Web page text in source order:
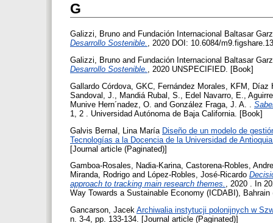
G
Galizzi, Bruno and Fundación Internacional Baltasar
Desarrollo Sostenible. , 2020 DOI: 10.6084/
Galizzi, Bruno and Fundación Internacional Baltasar
Desarrollo Sostenible. , 2020 UNSPECIFIED. [Book]
Gallardo Córdova, GKC
Fernández Morales, KFM
Díaz
Sandoval, J.
Mandiá Rubal, S. Edel Navarro, E.
Munive Hern´nadez, O. and González Fraga, J. A.
1, 2 . Universidad Autónoma de Baja California. [Book]
Galvis Bernal, Lina María Diseño de un modelo de
Tecnologías a la Docencia de la Universidad de
[Journal article (Paginated)]
Gamboa-Rosales, Nadia-Karina, Castorena-Robles,
Miranda, Rodrigo and López-Robles, José-Ricardo
approach to tracking main research themes. , 2020 . In
Way Towards a Sustainable Economy (ICDABI),
Gancarson, Jacek Archiwalia instytucji polonijnych w
n. 3-4, pp. 133-134. [Journal article (Paginated)]